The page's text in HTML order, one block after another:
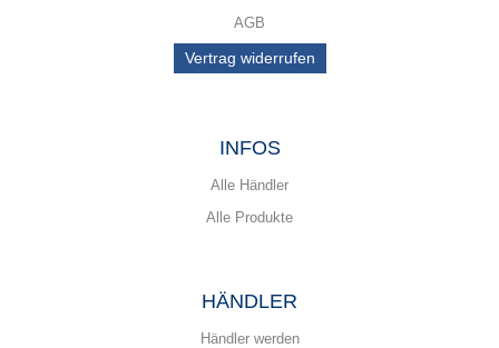
AGB
Vertrag widerrufen
INFOS
Alle Händler
Alle Produkte
HÄNDLER
Händler werden